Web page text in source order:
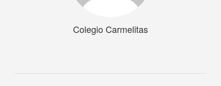
Colegio Carmelitas